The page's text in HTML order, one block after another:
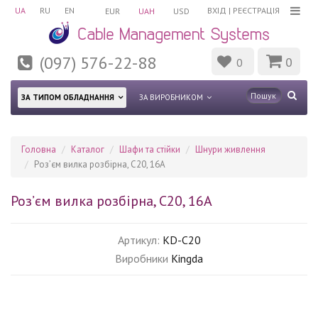
UA RU EN ВХІД | РЕЄСТРАЦІЯ
EUR UAH USD
(097) 576-22-88 0 0
ЗА ТИПОМ ОБЛАДНАННЯ ЗА ВИРОБНИКОМ
Головна Каталог Шафи та стійки
Шнури живлення
Роз’єм вилка розбірна, C20, 16A
Роз’єм вилка розбірна, C20, 16A
Артикул: KD-C20
Виробники Kingda